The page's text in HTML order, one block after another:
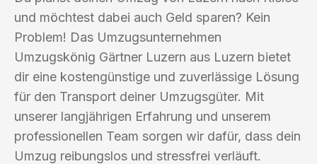
und möchtest dabei auch Geld sparen? Kein
Problem! Das Umzugsunternehmen
Umzugskönig Gärtner Luzern aus Luzern bietet
dir eine kostengünstige und zuverlässige Lösung
für den Transport deiner Umzugsgüter. Mit
unserer langjährigen Erfahrung und unserem
professionellen Team sorgen wir dafür, dass dein
Umzug reibungslos und stressfrei verläuft.